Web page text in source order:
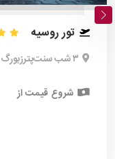
تور روسیه
۳ شب سنت‌پترزبورگ | ۴ شب مسکو
شروع قیمت از